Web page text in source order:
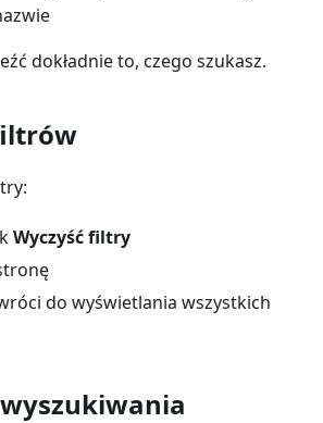
dokładnie to, czego szukasz.
Wyczyść filtry
do wyświetlania wszystkich